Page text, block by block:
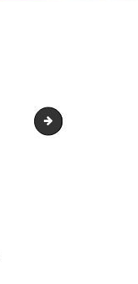
portfolio-with-